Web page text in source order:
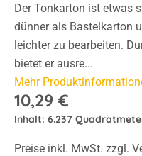
Der Tonkarton ist etwas
dünner als Bastelkarton
leichter zu bearbeiten.
bietet er ausre...
Mehr
10,29 €
Inhalt: 6.237
Preise inkl. MwSt. zzgl.